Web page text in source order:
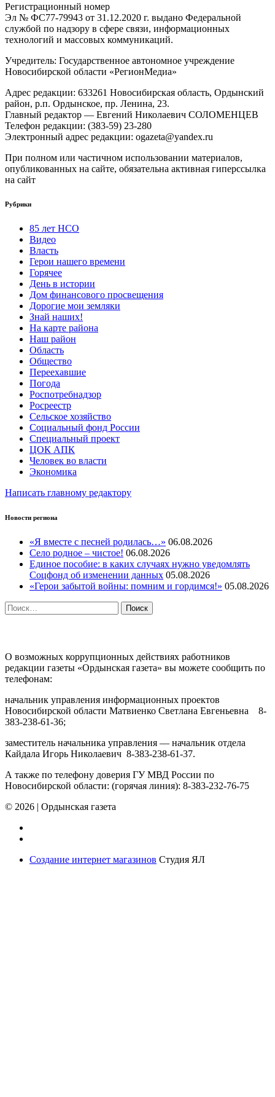
Регистрационный номер
Эл № ФС77-79943 от 31.12.2020 г. выдано Федеральной
службой по надзору в сфере связи, информационных
технологий и массовых коммуникаций.
Учредитель: Государственное автономное учреждение
Новосибирской области «РегионМедиа»
Адрес редакции: 633261 Новосибирская область, Ордынский
район, р.п. Ордынское, пр. Ленина, 23.
Главный редактор — Евгений Николаевич СОЛОМЕНЦЕВ
Телефон редакции: (383-59) 23-280
Электронный адрес редакции: ogazeta@yandex.ru
При полном или частичном использовании материалов,
опубликованных на сайте, обязательна активная гиперссылка
на сайт
Рубрики
85 лет НСО
Видео
Власть
Герои нашего времени
Горячее
День в истории
Дом финансового просвещения
Дорогие мои земляки
Знай наших!
На карте района
Наш район
Область
Общество
Переехавшие
Погода
Роспотребнадзор
Росреестр
Сельское хозяйство
Социальный фонд России
Специальный проект
ЦОК АПК
Человек во власти
Экономика
Написать главному редактору
Новости региона
«Я вместе с песней родилась…» 06.08.2026
Село родное – чистое! 06.08.2026
Единое пособие: в каких случаях нужно уведомлять
Соцфонд об изменении данных 05.08.2026
«Герои забытой войны: помним и гордимся!» 05.08.2026
Найти:
О возможных коррупционных действиях работников
редакции газеты «Ордынская газета» вы можете сообщить по
телефонам:
начальник управления информационных проектов
Новосибирской области Матвиенко Светлана Евгеньевна 8-
383-238-61-36;
заместитель начальника управления — начальник отдела
Кайдала Игорь Николаевич 8-383-238-61-37.
А также по телефону доверия ГУ МВД России по
Новосибирской области: (горячая линия): 8-383-232-76-75
© 2026 | Ордынская газета
Создание интернет магазинов Студия ЯЛ